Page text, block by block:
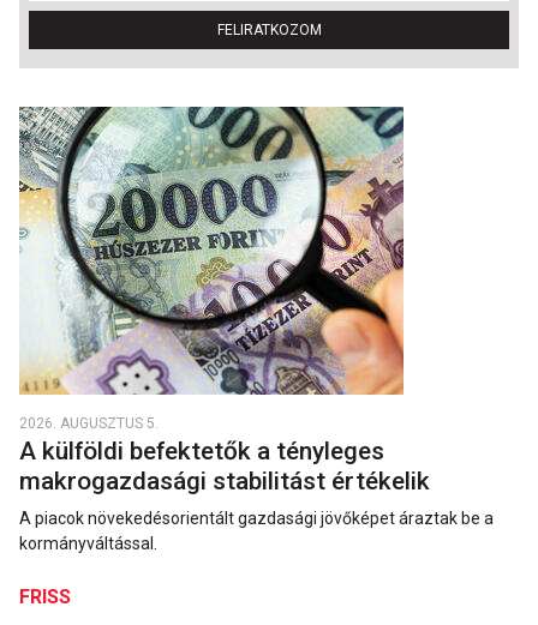
FELIRATKOZOM
2026. AUGUSZTUS 5.
A külföldi befektetők a tényleges
makrogazdasági stabilitást értékelik
A piacok növekedésorientált gazdasági jövőképet áraztak be a
kormányváltással.
FRISS